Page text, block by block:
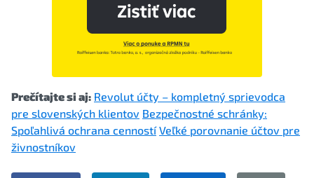
Prečítajte si aj: Revolut účty – kompletný sprievodca
pre slovenských klientov Bezpečnostné schránky:
Spoľahlivá ochrana cenností Veľké porovnanie účtov pre
živnostníkov